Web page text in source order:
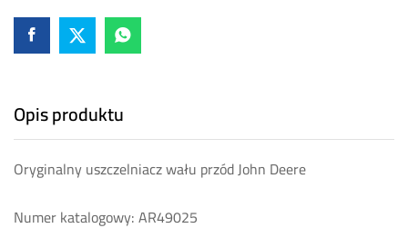
Opis produktu
Oryginalny uszczelniacz wału przód John Deere
Numer katalogowy: AR49025